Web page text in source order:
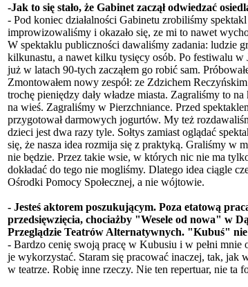
-Jak to się stało, że Gabinet zaczął odwiedzać
- Pod koniec działalności Gabinetu zrobiliśmy
improwizowaliśmy i okazało się, ze mi to nawet
W spektaklu publiczności dawaliśmy zadania: ludzie
kilkunastu, a nawet kilku tysięcy osób. Po festiwalu w
już w latach 90-tych zacząłem go robić sam.
Zmontowałem nowy zespół: ze Zdzichem
trochę pieniędzy dały władze miasta. Zagraliśmy to
na wieś. Zagraliśmy w Pierzchniance. Przed
przygotował darmowych jogurtów. My też
dzieci jest dwa razy tyle. Sołtys zamiast oglądać
się, że nasza idea rozmija się z praktyką. Graliśmy
nie będzie. Przez takie wsie, w których nic nie ma
dokładać do tego nie mogliśmy. Dlatego idea ciągle
Ośrodki Pomocy Społecznej, a nie wójtowie.
- Jesteś aktorem poszukującym. Poza etatową
przedsięwzięcia, chociażby "Wesele od nowa" w
Przeglądzie Teatrów Alternatywnych. "Kubuś" nie
- Bardzo cenię swoją pracę w Kubusiu i w pełni
je wykorzystać. Staram się pracować inaczej, tak,
w teatrze. Robię inne rzeczy. Nie ten repertuar, nie ta